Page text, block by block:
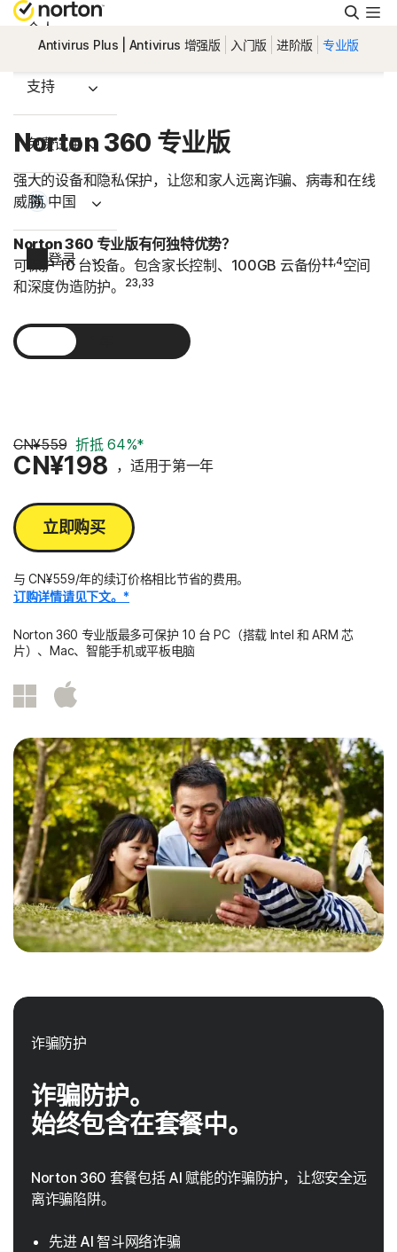
搜
索
个人
支持
免费试用
中国
登录
Antivirus Plus | Antivirus 增强版 入门版 进阶版 专业版
Norton 360 专业版
强大的设备和隐私保护，让您和家人远离诈骗、病毒和在线
威胁。
Norton 360 专业版有何独特优势？
可保护 10 台设备。包含家长控制、100GB 云备份‡‡,4空间
和深度伪造防护。
23,33
CN¥559 折抵 64%*
CN¥198 ，适用于第一年
立即购买
与 CN¥559/年的续订价格相比节省的费用。
订购详情请见下文。*
Norton 360 专业版最多可保护 10 台 PC（搭载 Intel 和 ARM 芯
片）、Mac、智能手机或平板电脑
诈骗防护
诈骗防护。
始终包含在套餐中。
Norton 360 套餐包括 AI 赋能的诈骗防护，让您安全远
离诈骗陷阱。
先进 AI 智斗网络诈骗